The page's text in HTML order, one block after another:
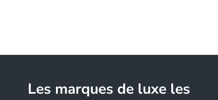
Les marques de luxe les